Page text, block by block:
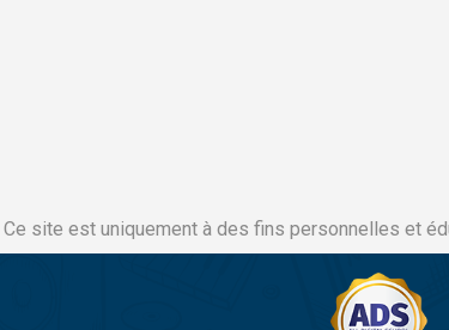
Ce site est uniquement à des fins personnelles et